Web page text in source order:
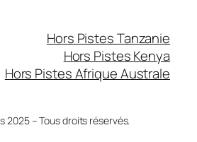
Hors Pistes Tanzanie
Hors Pistes Kenya
Hors Pistes Afrique Australe
2025 – Tous droits réservés.